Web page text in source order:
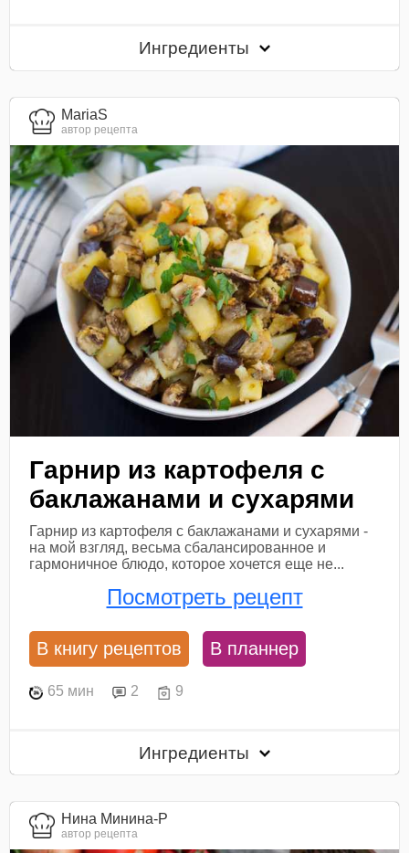
Ингредиенты
MariaS
автор рецепта
Гарнир из картофеля с
баклажанами и сухарями
Гарнир из картофеля с баклажанами и сухарями -
на мой взгляд, весьма сбалансированное и
гармоничное блюдо, которое хочется еще не...
Посмотреть рецепт
В книгу рецептов В планнер
65 мин 2 9
Ингредиенты
Нина Минина-Р
автор рецепта